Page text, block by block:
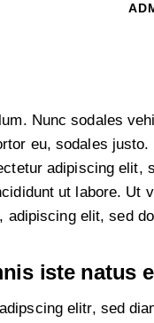
Nunc sodales
eu, sodales
adipiscing elit,
ut labore. Ut
adipiscing elit, sed
iste natus
elitr, sed